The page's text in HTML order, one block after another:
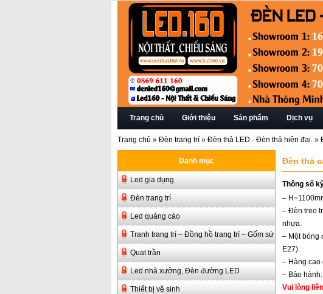
Trang chủ Giới thiệu Sản phẩm Dịch vụ
Trang chủ » Đèn trang trí » Đèn thả LED - Đèn thả hiện đại. »
Danh mục
Led gia dụng
Đèn trang trí
Led quảng cáo
Tranh trang trí – Đồng hồ trang trí – Gốm sứ
Quạt trần
Led nhà xưởng, Đèn đường LED
Thiết bị vệ sinh
Đèn thả
Thông số
–
– Đèn treo
nhựa.
– Một bóng
E27).
– Hàng cao
– Bảo
Vui lòng